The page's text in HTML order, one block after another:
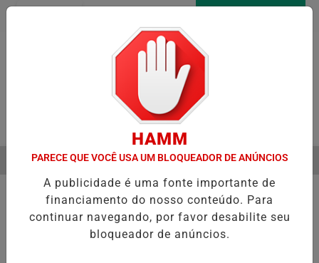
Pesquisar Notícia
VERDADEIRA RELAÇÃO DE ELIZE E MARCOS MATSUNAGA ANTES
EM ALTA
MENU
HAMM
PARECE QUE VOCÊ USA UM BLOQUEADOR DE ANÚNCIOS
A publicidade é uma fonte importante de
financiamento do nosso conteúdo. Para
continuar navegando, por favor desabilite seu
bloqueador de anúncios.